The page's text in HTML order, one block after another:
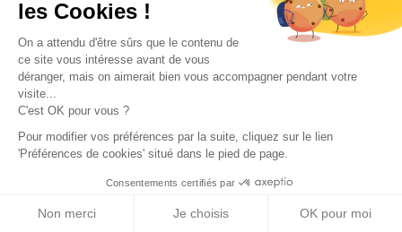
les Cookies !
On a attendu d'être sûrs que le contenu de
ce site vous intéresse avant de vous
déranger, mais on aimerait bien vous accompagner pendant votre
visite...
C'est OK pour vous ?
Pour modifier vos préférences par la suite, cliquez sur le lien
'Préférences de cookies' situé dans le pied de page.
Consentements certifiés par
Non merci Je choisis OK pour moi
le plus adapté à votre
projet !
Trouver mon Concepteur